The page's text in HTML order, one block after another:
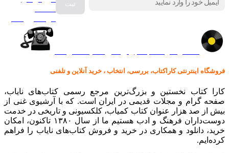
فروشگاه اینترنتی کاراکتاب، بررسی، انتخاب ، خرید آنلاین و تلفنی
کارا کتاب نخستین و بزرگ‌ترین مرجع رسمی کتاب‌های نایاب،
صفحه گرام و مجلات قدیمی در ایران است. که با آرشیوی غنی از
بیش از صد هزار عنوان کتاب کمیاب، کلکسیونی و تاریخی در خدمت
دوست‌داران فرهنگ و ادب هستیم ما از سال ۱۳۸۰ تاکنون، امکان
خرید، دانلود و همکاری در خرید و فروش کتاب‌های نایاب را فراهم
کرده‌ایم.